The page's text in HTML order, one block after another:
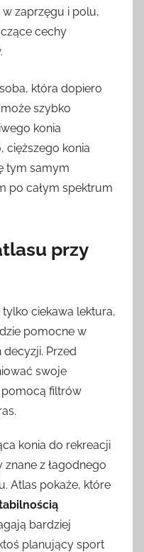
zaprzęgu i polu,
cechy
która dopiero
szybko
konia
cięższego konia
tym samym
po całym spektrum
przy
ciekawa lektura,
pomocne w
Przed
swoje
pomocą filtrów
konia do rekreacji
z łagodnego
Atlas pokaże, które
bardziej
planujący sport